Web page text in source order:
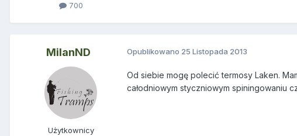
700
MilanND
Użytkownicy
Opublikowano 25 Listopada 2013
Od siebie mogę polecić termosy Laken.
całodniowym styczniowym spiningowaniu